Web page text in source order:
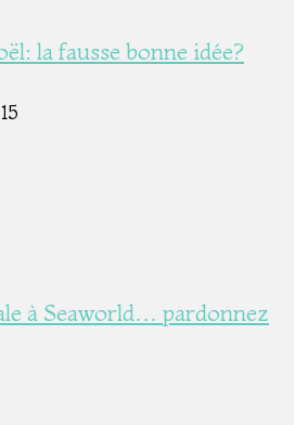
la fausse bonne idée?
à Seaworld… pardonnez